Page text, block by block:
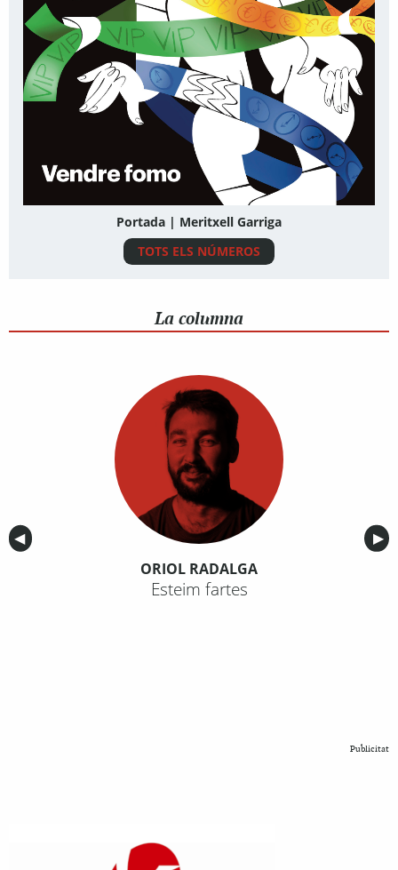
Portada | Meritxell Garriga
TOTS ELS NÚMEROS
La columna
Anterior
◀︎ ▶︎
ORIOL RADALGA
Esteim fartes
Publicitat